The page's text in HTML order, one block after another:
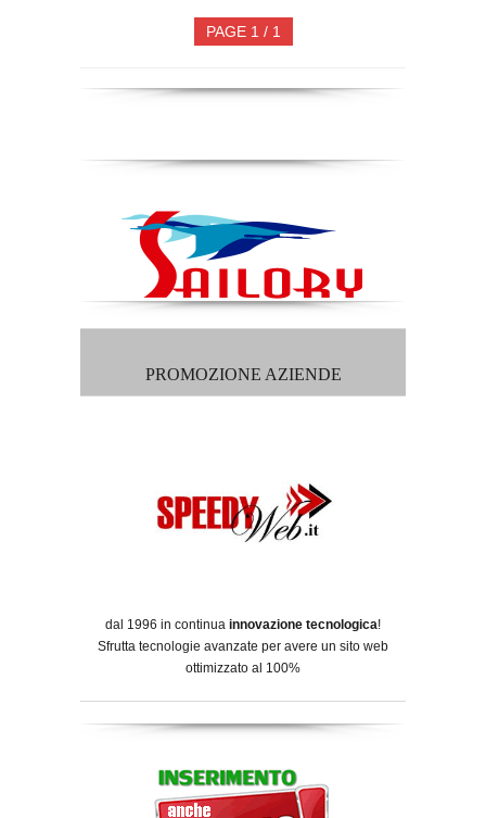
PAGE 1 / 1
PROMOZIONE AZIENDE
dal 1996 in continua innovazione tecnologica!
Sfrutta tecnologie avanzate per avere un sito web
ottimizzato al 100%